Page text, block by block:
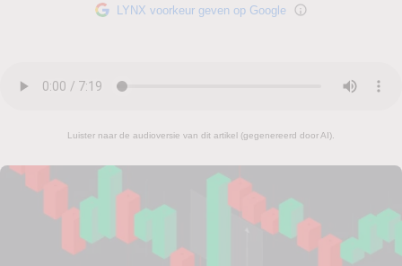
LYNX voorkeur geven op Google
Luister naar de audioversie van dit artikel (gegenereerd door AI).